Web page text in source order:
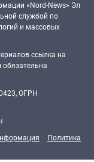
«Nord-News» Эл
службой по
и массовых
ссылка на
обязательна
ОГРН
Политика